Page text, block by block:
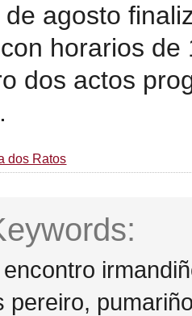
agosto
horarios
dos actos
dos Ratos
pereiro,